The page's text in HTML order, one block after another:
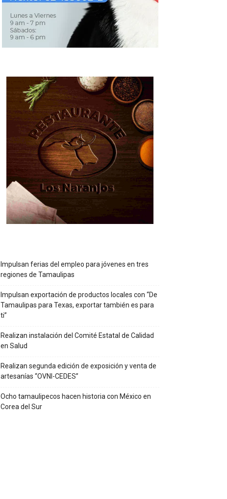
Impulsan ferias del empleo para jóvenes en tres
regiones de Tamaulipas
Impulsan exportación de productos locales con “De
Tamaulipas para Texas, exportar también es para
ti”
Realizan instalación del Comité Estatal de Calidad
en Salud
Realizan segunda edición de exposición y venta de
artesanías “OVNI-CEDES”
Ocho tamaulipecos hacen historia con México en
Corea del Sur